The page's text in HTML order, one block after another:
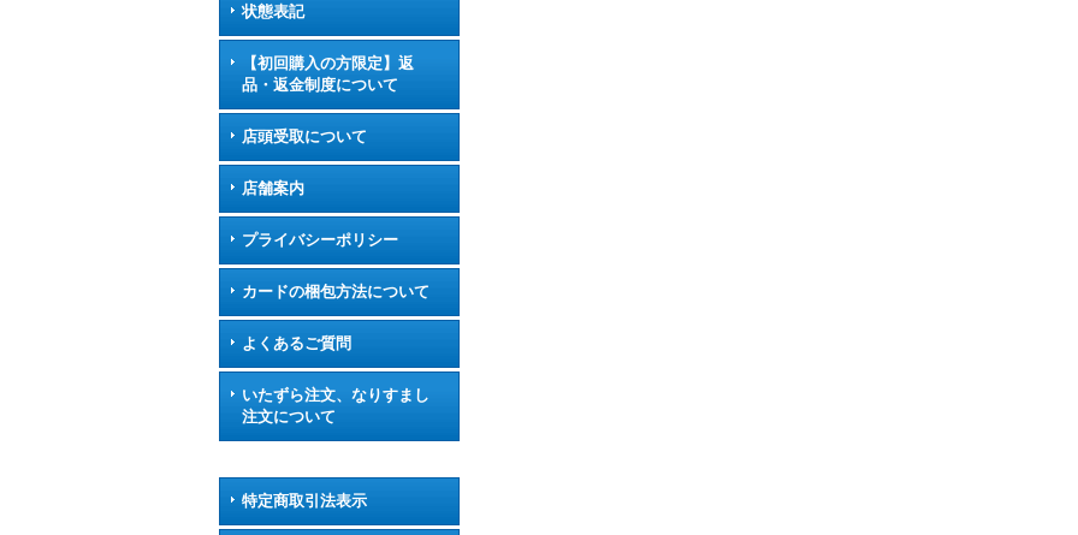
状態表記
【初回購入の方限定】返
品・返金制度について
店頭受取について
店舗案内
プライバシーポリシー
カードの梱包方法について
よくあるご質問
いたずら注文、なりすまし
注文について
特定商取引法表示